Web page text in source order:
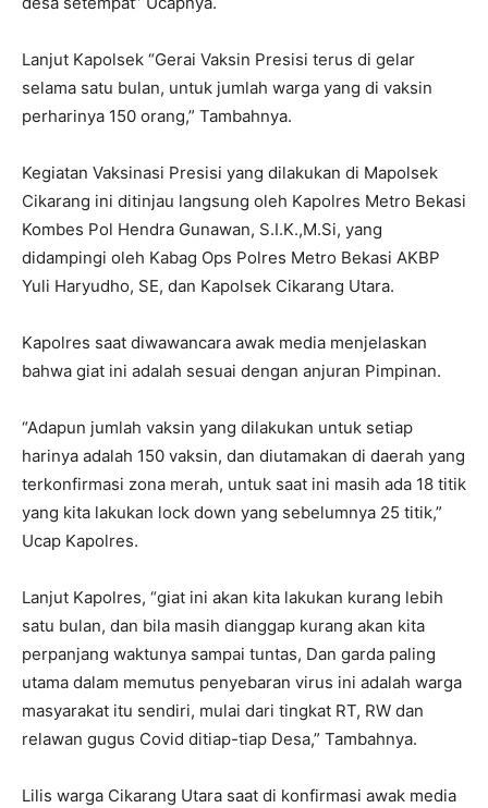
Lanjut Kapolsek “Gerai Vaksin Presisi terus di gelar
selama satu bulan, untuk jumlah warga yang di vaksin
perharinya 150 orang,” Tambahnya.
Kegiatan Vaksinasi Presisi yang dilakukan di Mapolsek
Cikarang ini ditinjau langsung oleh Kapolres Metro Bekasi
Kombes Pol Hendra Gunawan, S.I.K.,M.Si, yang
didampingi oleh Kabag Ops Polres Metro Bekasi AKBP
Yuli Haryudho, SE, dan Kapolsek Cikarang Utara.
Kapolres saat diwawancara awak media menjelaskan
bahwa giat ini adalah sesuai dengan anjuran Pimpinan.
“Adapun jumlah vaksin yang dilakukan untuk setiap
harinya adalah 150 vaksin, dan diutamakan di daerah yang
terkonfirmasi zona merah, untuk saat ini masih ada 18 titik
yang kita lakukan lock down yang sebelumnya 25 titik,”
Ucap Kapolres.
Lanjut Kapolres, “giat ini akan kita lakukan kurang lebih
satu bulan, dan bila masih dianggap kurang akan kita
perpanjang waktunya sampai tuntas, Dan garda paling
utama dalam memutus penyebaran virus ini adalah warga
masyarakat itu sendiri, mulai dari tingkat RT, RW dan
relawan gugus Covid ditiap-tiap Desa,” Tambahnya.
Lilis warga Cikarang Utara saat di konfirmasi awak media